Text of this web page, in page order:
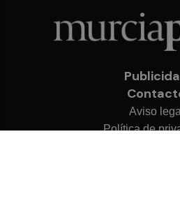
Aviso legal
Política de